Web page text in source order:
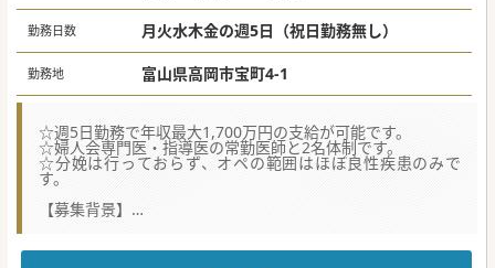
勤務日数 月火水木金の週5日（祝日勤務無し）
勤務地 富山県高岡市宝町4-1
☆週5日勤務で年収最大1,700万円の支給が可能です。
☆婦人会専門医・指導医の常勤医師と2名体制です。
☆分娩は行っておらず、オペの範囲はほぼ良性疾患のみで
す。
【募集背景】
■2024年度までは常勤2名体制でしたが、2025年度より常勤
■2025年度からは常勤医師不足のため分娩は行っておりませ